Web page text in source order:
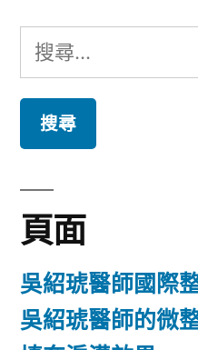
搜
尋
鍵
字:
頁面
吳紹琥醫師國際
吳紹琥醫師的微